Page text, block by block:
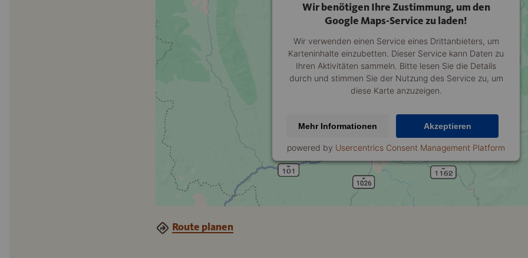
Wir benötigen Ihre Zustimmung, um den
Google Maps-Service zu laden!
Wir verwenden einen Service eines Drittanbieters, um
Karteninhalte einzubetten. Dieser Service kann Daten zu
Ihren Aktivitäten sammeln. Bitte lesen Sie die Details
durch und stimmen Sie der Nutzung des Service zu, um
diese Karte anzuzeigen.
Mehr Informationen Akzeptieren
powered by Usercentrics Consent Management Platform
Route planen